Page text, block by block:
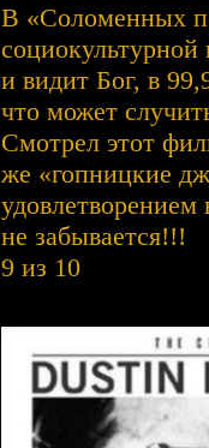
В «Соломенных
и видит Бог, в
что может
Смотрел этот
же «гопницкие
не забывается!!!
9 из 10